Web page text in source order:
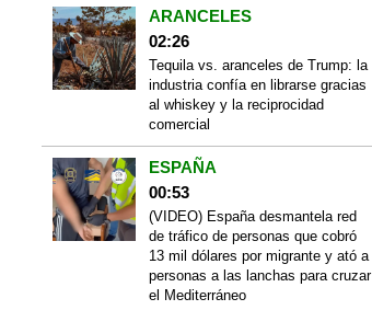
ARANCELES
02:26
Tequila vs. aranceles de Trump: la
industria confía en librarse gracias
al whiskey y la reciprocidad
comercial
ESPAÑA
00:53
(VIDEO) España desmantela red
de tráfico de personas que cobró
13 mil dólares por migrante y ató a
personas a las lanchas para cruzar
el Mediterráneo